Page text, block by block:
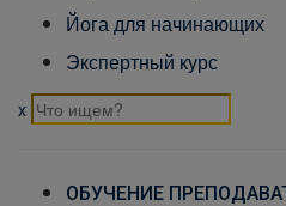
Йога для начинающих
Экспертный курс
x
ОБУЧЕНИЕ